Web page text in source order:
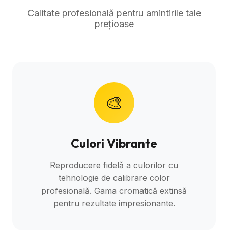
Calitate profesională pentru amintirile tale
prețioase
🎨
Culori Vibrante
Reproducere fidelă a culorilor cu
tehnologie de calibrare color
profesională. Gama cromatică extinsă
pentru rezultate impresionante.